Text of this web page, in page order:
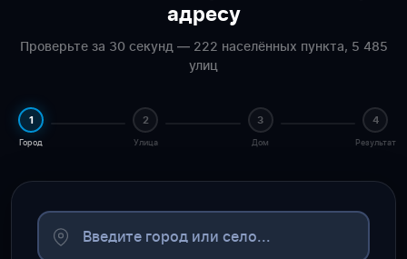
адресу
Проверьте за 30 секунд — 222 населённых пункта, 5 485
улиц
1
Город
2
Улица
3
Дом
4
Результат